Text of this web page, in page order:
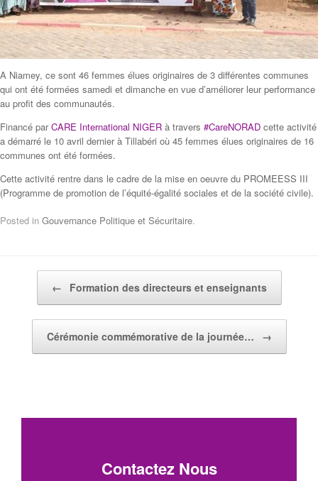
A Niamey, ce sont 46 femmes élues originaires de 3 différentes communes
qui ont été formées samedi et dimanche en vue d’améliorer leur performance
au profit des communautés.
Financé parCARE International NIGER à travers #CareNORAD cette activité
a démarré le 10 avril dernier à Tillabéri où 45 femmes élues originaires de 16
communes ont été formées.
Cette activité rentre dans le cadre de la mise en oeuvre du PROMEESS III
(Programme de promotion de l’équité-égalité sociales et de la société civile).
Posted in Gouvernance Politique et Sécuritaire.
← Formation des directeurs et enseignants
Cérémonie commémorative de la journée… →
Contactez Nous